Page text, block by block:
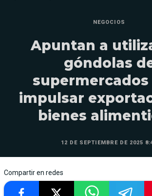
NEGOCIOS
Apuntan a
góndolas
supermercados
impulsar
bienes
12 DE SEPTIEMBRE DE 2025
Compartir en redes